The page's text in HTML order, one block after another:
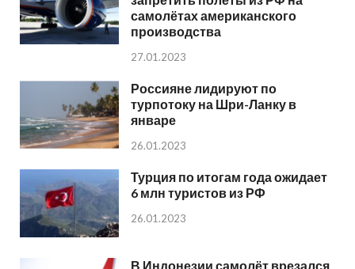
самолётах американского
производства
27.01.2023
Россияне лидируют по
турпотоку на Шри-Ланку в
январе
26.01.2023
Турция по итогам года ожидает
6 млн туристов из РФ
26.01.2023
В Индонезии самолёт врезался